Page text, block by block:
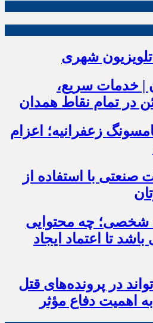
شهری
| خدمات سریع،
در تمام نقاط همدان
زعفرانیه؛ اعزام
با استفاده از
شخصی؛ چه محتوایی
تا اعتماد ایجاد
در پرونده‌های قتل
اهمیت دفاع مؤثر